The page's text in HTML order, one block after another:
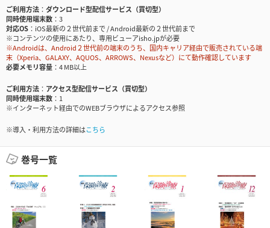
ご利用方法
ダウンロード型配信サービス（買切型）
同時使用端末数
3
対応OS
iOS最新の２世代前まで / Android最新の２世代前まで
※コンテンツの使用にあたり、専用ビューアisho.jpが必要
※Androidは、Android２世代前の端末のうち、国内キャリア経由で販売されている端
末（Xperia、GALAXY、AQUOS、ARROWS、Nexusなど）にて動作確認しています
必要メモリ容量
4 MB以上
ご利用方法
アクセス型配信サービス（買切型）
同時使用端末数
1
※インターネット経由でのWEBブラウザによるアクセス参照
※導入・利用方法の詳細はこちら
巻号一覧